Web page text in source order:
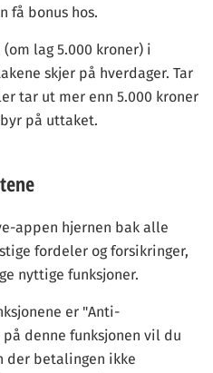
få bonus hos.
lag 5.000 kroner) i
skjer på hverdager. Tar
tar ut mer enn 5.000 kroner
på uttaket.
appen hjernen bak alle
fordeler og forsikringer,
nyttige funksjoner.
er "Anti-
på denne funksjonen vil du
der betalingen ikke